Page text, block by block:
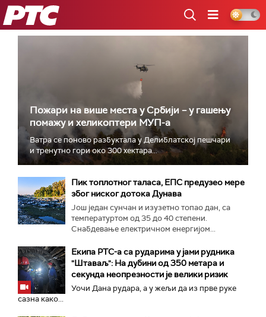
РТС
Пожари на више места у Србији – у гашењу
помажу и хеликоптери МУП-а
Ватра се поново разбуктала у Делиблатској пешчари
и тренутно гори око 300 хектара...
Пик топлотног таласа, ЕПС предузео мере
због ниског дотока Дунава
Још један сунчан и изузетно топао дан, са
температуртом од 35 до 40 степени.
Снабдевање електричном енергијом...
Екипа РТС-а са рударима у јами рудника
"Штаваљ": На дубини од 350 метара и
секунда неопрезности је велики ризик
Уочи Дана рудара, а у жељи да из прве руке
сазна како...